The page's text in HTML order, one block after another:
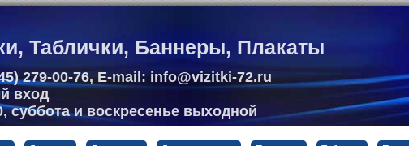
Таблички, Баннеры, Плакаты
279-00-76, E-mail: info@vizitki-72.ru
вход
суббота и воскресенье выходной